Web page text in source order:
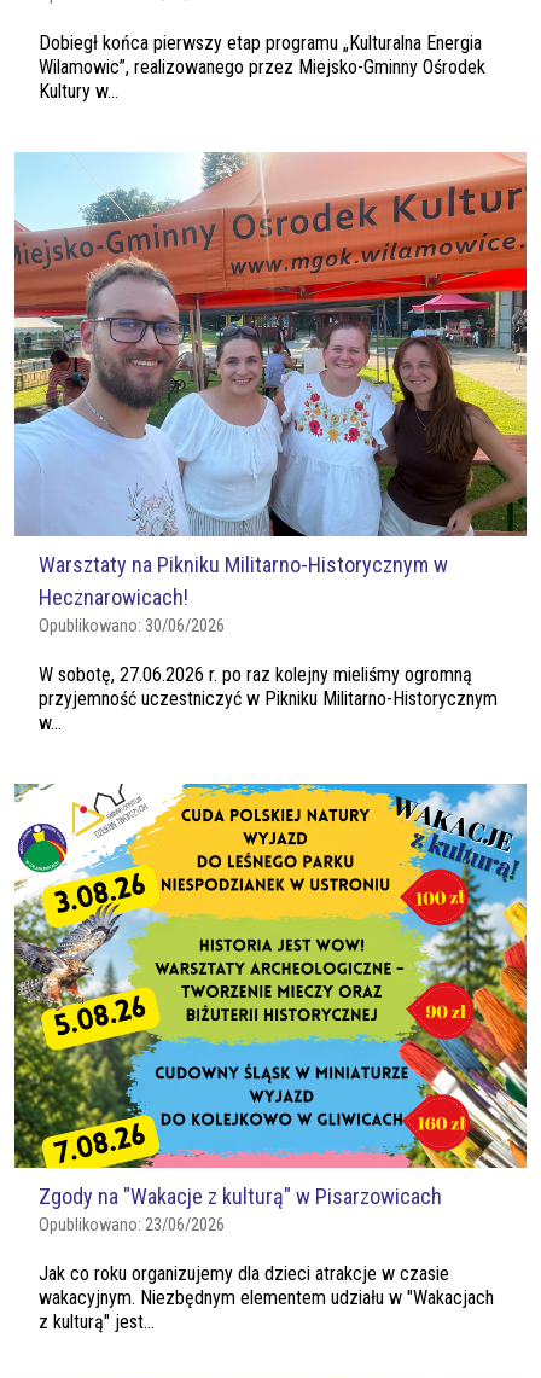
Dobiegł końca pierwszy etap programu „Kulturalna Energia
Wilamowic”, realizowanego przez Miejsko-Gminny Ośrodek
Kultury w...
Warsztaty na Pikniku Militarno-Historycznym w
Hecznarowicach!
Opublikowano: 30/06/2026
W sobotę, 27.06.2026 r. po raz kolejny mieliśmy ogromną
przyjemność uczestniczyć w Pikniku Militarno-Historycznym
w...
Zgody na "Wakacje z kulturą" w Pisarzowicach
Opublikowano: 23/06/2026
Jak co roku organizujemy dla dzieci atrakcje w czasie
wakacyjnym. Niezbędnym elementem udziału w "Wakacjach
z kulturą" jest...